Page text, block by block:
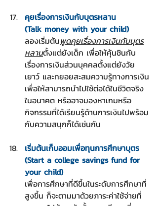
คุยเรื่องการเงินกับบุตรหลาน
(Talk money with your child)
ลองเริ่มต้นพูดคุยเรื่องการเงินกับบุตร
หลานตั้งแต่ยังเด็ก เพื่อให้คุ้นชินกับ
เรื่องการเงินส่วนบุคคลตั้งแต่ยังวัย
เยาว์ และทยอยสะสมความรู้ทางการเงิน
เพื่อให้สามารถนำไปใช้ต่อได้ในชีวิตจริง
ในอนาคต หรืออาจมองหาเกมหรือ
กิจกรรมที่ได้เรียนรู้ด้านการเงินไปพร้อม
กับความสนุกก็ได้เช่นกัน
เริ่มต้นเก็บออมเพื่อทุนการศึกษาบุตร
(Start a college savings fund for
your child)
เพื่อการศึกษาที่ดีขึ้นในระดับการศึกษาที่
สูงขึ้น ก็จะตามมาด้วยภาระค่าใช้จ่ายที่